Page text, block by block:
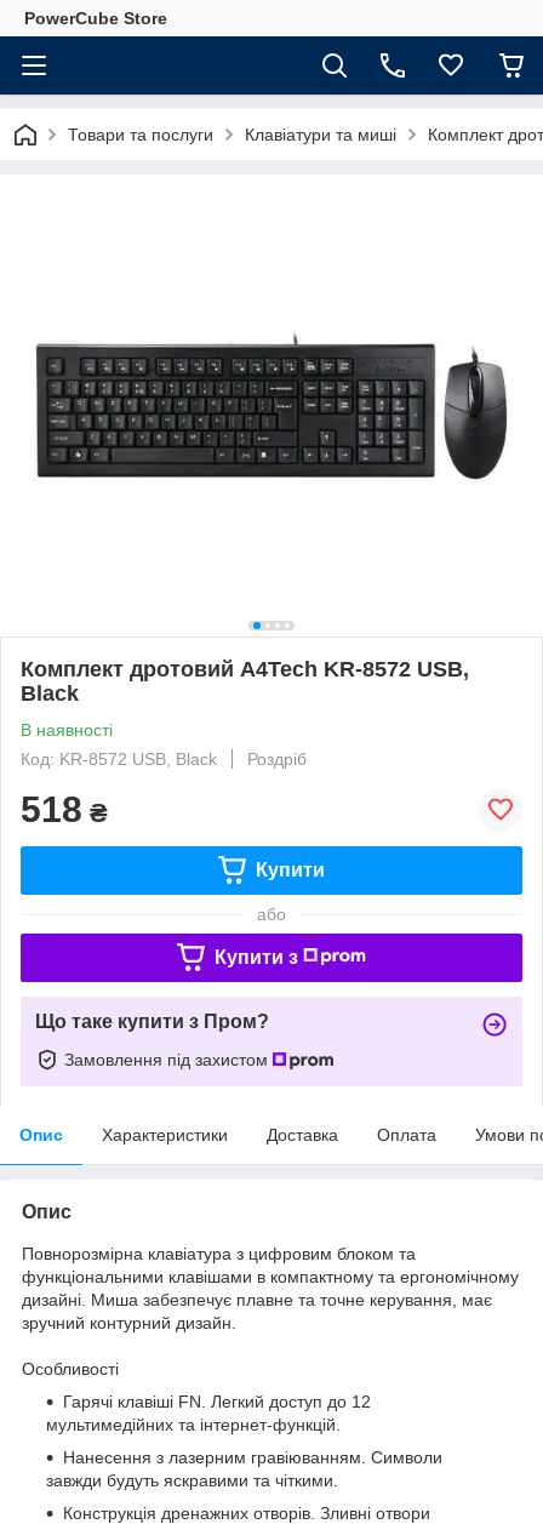
PowerCube Store
Товари та послуги Клавіатури та миші Комплект
Комплект дротовий A4Tech KR-8572 USB,
Black
В наявності
Код: KR-8572 USB, Black
Роздріб
518 ₴
Купити
або
Купити з
Що таке купити з Пром?
Замовлення під захистом
Опис Характеристики Доставка Оплата Умови
Опис
Повнорозмірна клавіатура з цифровим блоком та
функціональними клавішами в компактному та ергономічному
дизайні. Миша забезпечує плавне та точне керування, має
зручний контурний дизайн.
Особливості
Гарячі клавіші FN. Легкий доступ до 12
мультимедійних та інтернет-функцій.
Нанесення з лазерним гравіюванням. Символи
завжди будуть яскравими та чіткими.
Конструкція дренажних отворів. Зливні отвори